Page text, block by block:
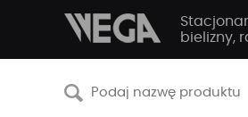
bielizny,